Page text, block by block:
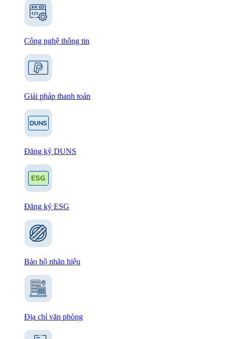
Công nghệ thông tin
Giải pháp thanh toán
Đăng ký DUNS
Đăng ký ESG
Bảo hộ nhãn hiệu
Địa chỉ văn phòng